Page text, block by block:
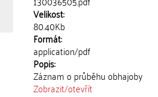
Velikost:
80.40Kb
Formát:
application/pdf
Popis:
Záznam o průběhu obhajoby
Zobrazit/otevřít